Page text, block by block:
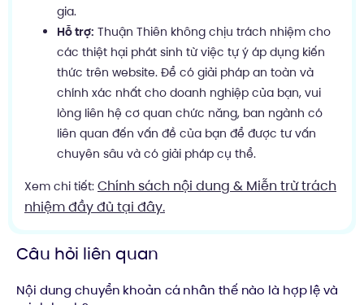
gia.
Hỗ trợ: Thuận Thiên không chịu trách nhiệm cho
các thiệt hại phát sinh từ việc tự ý áp dụng kiến
thức trên website. Để có giải pháp an toàn và
chính xác nhất cho doanh nghiệp của bạn, vui
lòng liên hệ cơ quan chức năng, ban ngành có
liên quan đến vấn đề của bạn để được tư vấn
chuyên sâu và có giải pháp cụ thể.
Xem chi tiết: Chính sách nội dung & Miễn trừ trách
nhiệm đầy đủ tại đây.
Câu hỏi liên quan
Nội dung chuyển khoản cá nhân thế nào là hợp lệ và